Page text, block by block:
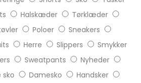
Halskæder
Tørklæder
Poloer
Sneakers
Herre Slippers
Smykker
Sweatpants
Nyheder
Damesko
Handsker